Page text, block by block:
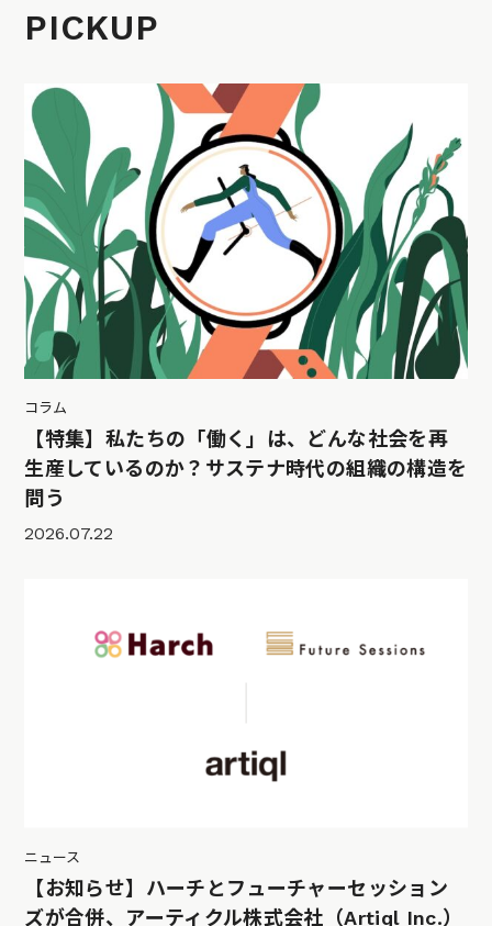
PICKUP
コラム
【特集】私たちの「働く」は、どんな社会を再
生産しているのか？サステナ時代の組織の構造を
問う
2026.07.22
ニュース
【お知らせ】ハーチとフューチャーセッション
ズが合併、アーティクル株式会社（Artiql Inc.）